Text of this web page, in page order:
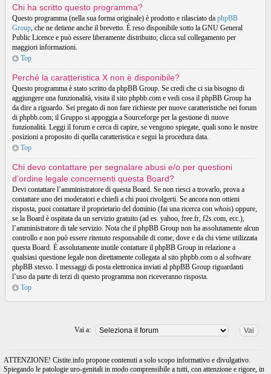
Chi ha scritto questo programma?
Questo programma (nella sua forma originale) è prodotto e rilasciato da phpBB
Group, che ne detiene anche il brevetto. È reso disponibile sotto la GNU General
Public Licence e può essere liberamente distribuito; clicca sul collegamento per
maggiori informazioni.
Top
Perché la caratteristica X non è disponibile?
Questo programma è stato scritto da phpBB Group. Se credi che ci sia bisogno di
aggiungere una funzionalità, visita il sito phpbb.com e vedi cosa il phpBB Group ha
da dire a riguardo. Sei pregato di non fare richieste per nuove caratteristiche nei forum
di phpbb.com; il Gruppo si appoggia a Sourceforge per la gestione di nuove
funzionalità. Leggi il forum e cerca di capire, se vengono spiegate, quali sono le nostre
posizioni a proposito di quella caratteristica e segui la procedura data.
Top
Chi devo contattare per segnalare abusi e/o per questioni
d’ordine legale concernenti questa Board?
Devi contattare l’amministratore di questa Board. Se non riesci a trovarlo, prova a
contattare uno dei moderatori e chiedi a chi puoi rivolgerti. Se ancora non ottieni
risposta, puoi contattare il proprietario del dominio (fai una ricerca con whois) oppure,
se la Board è ospitata da un servizio gratuito (ad es. yahoo, free.fr, f2s.com, ecc.),
l’amministratore di tale servizio. Nota che il phpBB Group non ha assolutamente alcun
controllo e non può essere ritenuto responsabile di come, dove e da chi viene utilizzata
questa Board. È assolutamente inutile contattare il phpBB Group in relazione a
qualsiasi questione legale non direttamente collegata al sito phpbb.com o al software
phpBB stesso. I messaggi di posta elettronica inviati al phpBB Group riguardanti
l’uso da parte di terzi di questo programma non riceveranno risposta.
Top
Vai a:
ATTENZIONE! Cistite.info propone contenuti a solo scopo informativo e divulgativo.
Spiegando le patologie uro-genitali in modo comprensibile a tutti, con attenzione e rigore, in